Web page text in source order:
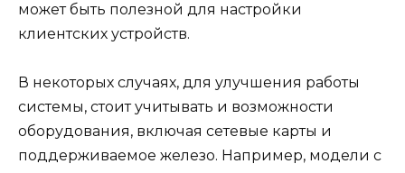
может быть полезной для настройки
клиентских устройств.
В некоторых случаях, для улучшения работы
системы, стоит учитывать и возможности
оборудования, включая сетевые карты и
поддерживаемое железо. Например, модели с